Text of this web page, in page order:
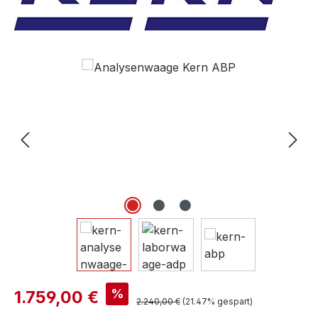
Bildergalerie überspringen
Verkaufspreis:
1.759,00 € % Regulärer Preis:
2.240,00 € (21.47% gespart)